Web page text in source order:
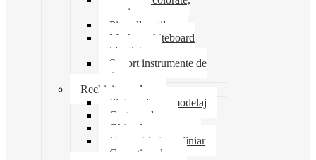
mecanice
Pix roller stilou
Marker whiteboard
evidentiator
Suport instrumente de
scris
Rechizite scolare
Pictura desen modelaj
Creta scolara
Ghiozdane penare
Geometrie trusa liniar
Coperti scolare